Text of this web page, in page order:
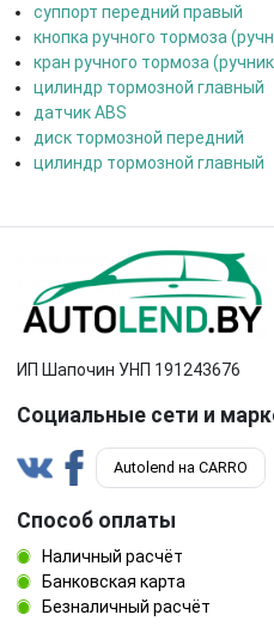
суппорт передний правый
кнопка ручного тормоза
кран ручного тормоза
цилиндр тормозной главный
датчик ABS
диск тормозной передний
цилиндр тормозной главный
ИП Шапочин УНП 191243676
Социальные сети и
Autolend на CARRO
Способ оплаты
Наличный расчёт
Банковская карта
Безналичный расчёт